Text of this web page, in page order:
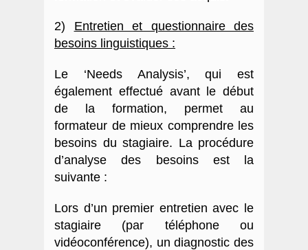
2) Entretien et questionnaire des
besoins linguistiques :
Le ‘Needs Analysis’, qui est
également effectué avant le début
de la formation, permet au
formateur de mieux comprendre les
besoins du stagiaire. La procédure
d’analyse des besoins est la
suivante :
Lors d’un premier entretien avec le
stagiaire (par téléphone ou
vidéoconférence), un diagnostic des